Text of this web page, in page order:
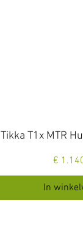
Snel
Tikka T1x MTR
Prijs
€
In